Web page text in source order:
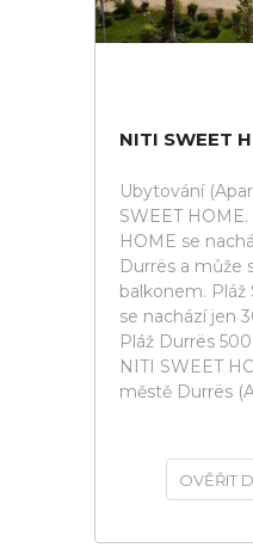
NITI SWEET
Ubytování
SWEET
HOME se
Durrës a může
balkonem. Pláž
se nachází jen
Pláž Durrës
NITI SWEET
městě Durrës
OVĚŘIT